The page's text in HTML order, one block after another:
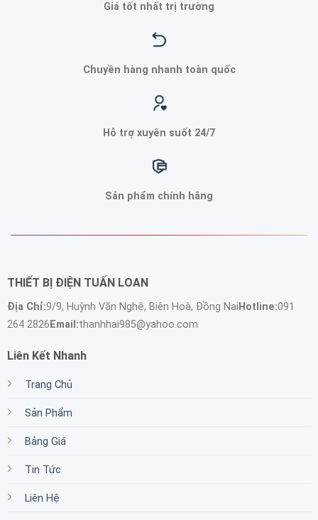
Giá tốt nhất trị trường
Chuyền hàng nhanh toàn quốc
Hỗ trợ xuyên suốt 24/7
Sản phẩm chính hãng
THIẾT BỊ ĐIỆN TUẤN LOAN
Địa Chỉ:9/9, Huỳnh Văn Nghệ, Biên Hoà, Đồng Nai Hotline:091
264 2826 Email:thanhhai985@yahoo.com
Liên Kết Nhanh
Trang Chủ
Sản Phẩm
Bảng Giá
Tin Tức
Liên Hệ